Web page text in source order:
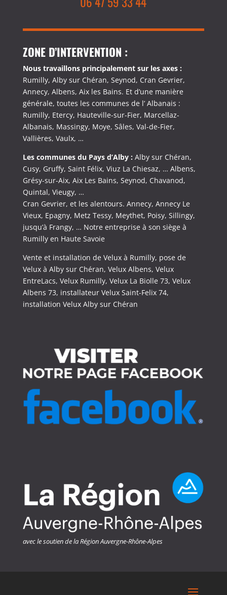
ZONE D’INTERVENTION :
Nous travaillons principalement sur les axes :
Rumilly, Alby sur Chéran, Seynod, Cran Gevrier,
Annecy, Albens, Aix les Bains. Et d’une manière
générale, toutes les communes de l’ Albanais :
Rumilly, Etercy, Hauteville-sur-Fier, Marcellaz-
Albanais, Massingy, Moye, Sâles, Val-de-Fier,
Vallières, Vaulx, …
Les communes du Pays d’Alby : Alby sur Chéran,
Cusy, Gruffy, Saint Félix, Viuz La Chiesaz, … Albens,
Grésy-sur-Aix, Aix Les Bains, Seynod, Chavanod,
Quintal, Vieugy, …
Cran Gevrier, et les alentours. Annecy, Annecy Le
Vieux, Epagny, Metz Tessy, Meythet, Poisy, Sillingy,
jusqu’à Frangy, … Notre entreprise à son siège à
Rumilly en Haute Savoie
Vente et installation de Velux à Rumilly, pose de
Velux à Alby sur Chéran, Velux Albens, Velux
EntreLacs, Velux Rumilly, Velux La Biolle 73, Velux
Albens 73, installateur Velux Saint-Felix 74,
installation Velux Alby sur Chéran
avec le soutien de la Région Auvergne-Rhône-Alpes